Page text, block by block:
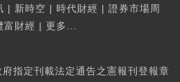
| 新時空 | 時代財經 | 證券市場周
富財經 | 更多...
府指定刊載法定通告之憲報刊登報章